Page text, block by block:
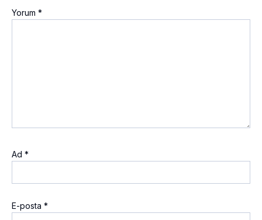
Yorum *
Ad *
E-posta *